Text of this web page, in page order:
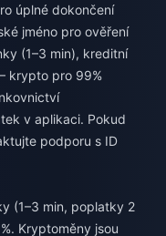
úplné dokončení
jméno pro ověření
(1–3 min), kreditní
krypto pro 99%
v aplikaci. Pokud
podporu s ID
(1–3 min, poplatky 2
Kryptoměny jsou